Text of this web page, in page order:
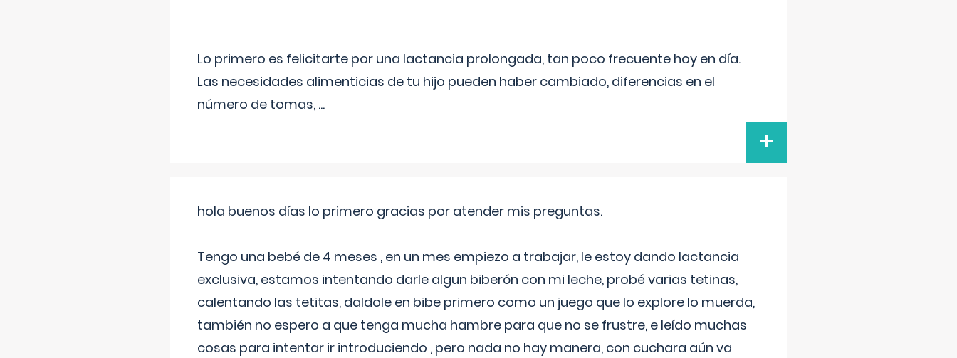
Lo primero es felicitarte por una lactancia prolongada, tan poco frecuente hoy en día.
Las necesidades alimenticias de tu hijo pueden haber cambiado, diferencias en el
número de tomas, ...
+
hola buenos días lo primero gracias por atender mis preguntas.
Tengo una bebé de 4 meses , en un mes empiezo a trabajar, le estoy dando lactancia
exclusiva, estamos intentando darle algun biberón con mi leche, probé varias tetinas,
calentando las tetitas, daldole en bibe primero como un juego que lo explore lo muerda,
también no espero a que tenga mucha hambre para que no se frustre, e leído muchas
cosas para intentar ir introduciendo , pero nada no hay manera, con cuchara aún va